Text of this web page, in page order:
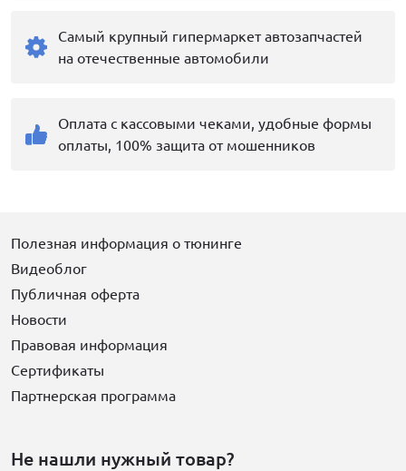
Самый крупный гипермаркет автозапчастей
на отечественные автомобили
Оплата с кассовыми чеками, удобные формы
оплаты, 100% защита от мошенников
Полезная информация о тюнинге
Видеоблог
Публичная оферта
Новости
Правовая информация
Сертификаты
Партнерская программа
Не нашли нужный товар?